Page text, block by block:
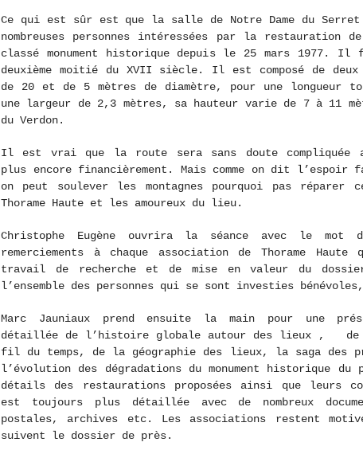
Ce qui est sûr est que la salle de Notre Dame du
nombreuses personnes intéressées par la restauration
classé monument historique depuis le 25 mars 1977.
deuxième moitié du XVII siècle. Il est composé de
de 20 et de 5 mètres de diamètre, pour une longueur
une largeur de 2,3 mètres, sa hauteur varie de 7 à 11
du Verdon.
Il est vrai que la route sera sans doute compliquée
plus encore financièrement. Mais comme on dit l’espoir
on peut soulever les montagnes pourquoi pas réparer
Thorame Haute et les amoureux du lieu.
Christophe Eugène ouvrira la séance avec le mot
remerciements à chaque association de Thorame
travail de recherche et de mise en valeur du
l’ensemble des personnes qui se sont investies
Marc Jauniaux prend ensuite la main pour une
détaillée de l’histoire globale autour des lieux ,
fil du temps, de la géographie des lieux, la saga des
l’évolution des dégradations du monument historique
détails des restaurations proposées ainsi que leurs
est toujours plus détaillée avec de nombreux
postales, archives etc. Les associations restent
suivent le dossier de près.